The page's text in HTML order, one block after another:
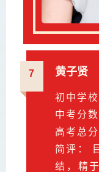
7 黄子贤
初中学
中考分
高考总
简评：
结，精